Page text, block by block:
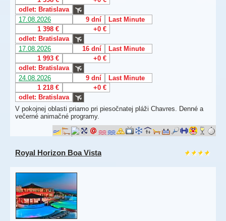
odlet: Bratislava
17.08.2026
9 dní
Last Minute
1 398 €
+0 €
odlet: Bratislava
17.08.2026
16 dní
Last Minute
1 993 €
+0 €
odlet: Bratislava
24.08.2026
9 dní
Last Minute
1 218 €
+0 €
odlet: Bratislava
V pokojnej oblasti priamo pri piesočnatej pláži Chavres. Denné a
večerné animačné programy.
Royal Horizon Boa Vista